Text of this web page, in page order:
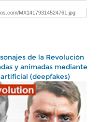
de la Revolución
y animadas mediante
(deepfakes)